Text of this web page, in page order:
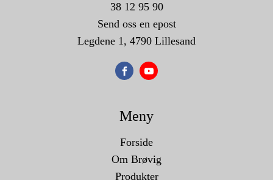
38 12 95 90
Send oss en epost
Legdene 1, 4790 Lillesand
Meny
Forside
Om Brøvig
Produkter